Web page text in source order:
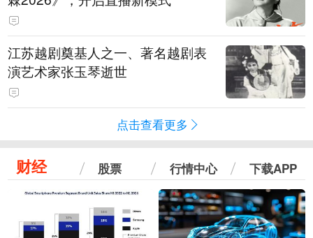
江苏越剧奠基人之一、著名越剧表
演艺术家张玉琴逝世
点击查看更多
财经 股票 行情中心 下载APP